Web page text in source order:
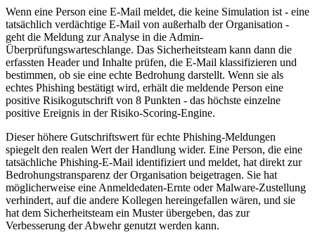
Wenn eine Person eine E-Mail meldet, die keine Simulation ist - eine
tatsächlich verdächtige E-Mail von außerhalb der Organisation -
geht die Meldung zur Analyse in die Admin-
Überprüfungswarteschlange. Das Sicherheitsteam kann dann die
erfassten Header und Inhalte prüfen, die E-Mail klassifizieren und
bestimmen, ob sie eine echte Bedrohung darstellt. Wenn sie als
echtes Phishing bestätigt wird, erhält die meldende Person eine
positive Risikogutschrift von 8 Punkten - das höchste einzelne
positive Ereignis in der Risiko-Scoring-Engine.
Dieser höhere Gutschriftswert für echte Phishing-Meldungen
spiegelt den realen Wert der Handlung wider. Eine Person, die eine
tatsächliche Phishing-E-Mail identifiziert und meldet, hat direkt zur
Bedrohungstransparenz der Organisation beigetragen. Sie hat
möglicherweise eine Anmeldedaten-Ernte oder Malware-Zustellung
verhindert, auf die andere Kollegen hereingefallen wären, und sie
hat dem Sicherheitsteam ein Muster übergeben, das zur
Verbesserung der Abwehr genutzt werden kann.